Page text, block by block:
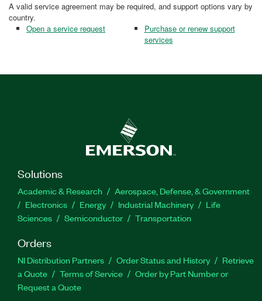
A valid service agreement may be required, and support options vary by
country.
Open a service request
Purchase or renew support
services
Solutions
Academic & Research
Aerospace, Defense, & Government
Electronics
Energy Industrial Machinery
Life
Sciences
Semiconductor Transportation
Orders
NI Distribution Partners Order Status and History
Retrieve
a Quote
Terms of Service
Order by Part Number or
Request a Quote